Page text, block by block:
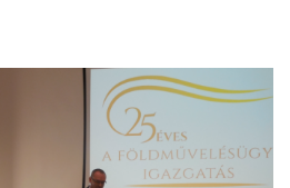
államtitkára pénteken a Magyar
és a Magyar Országos Állatorvos